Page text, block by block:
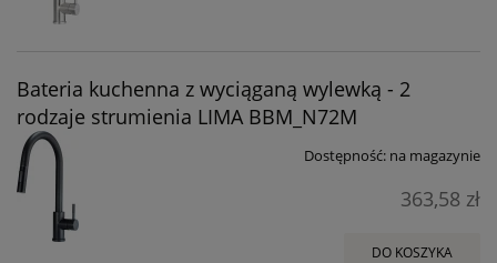
Bateria kuchenna z wyciąganą wylewką - 2
rodzaje strumienia LIMA BBM_N72M
Dostępność: na magazynie
363,58 zł
DO KOSZYKA